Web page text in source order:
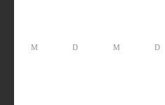
M D M D